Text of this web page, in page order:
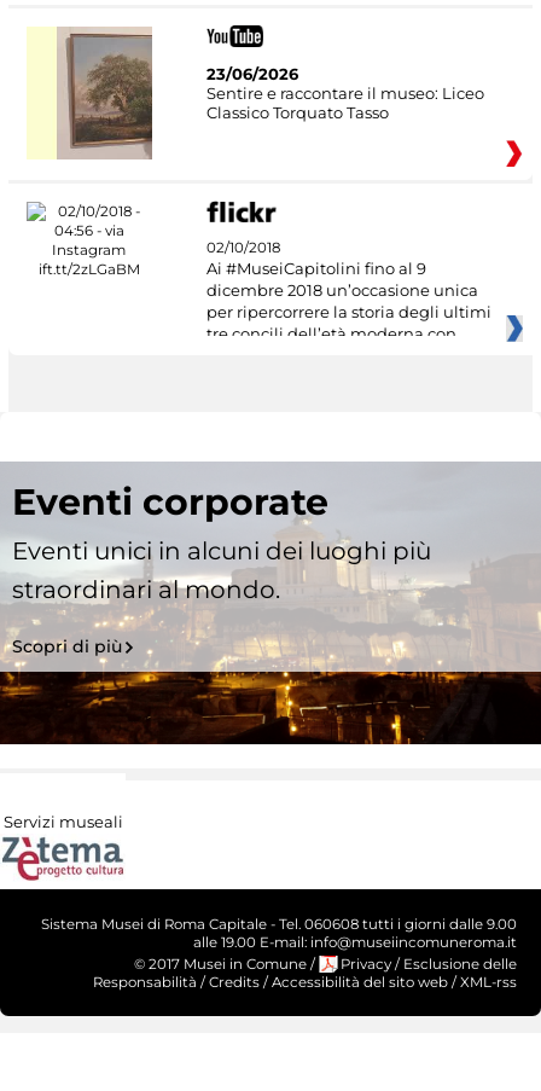
23/06/2026
Sentire e raccontare il museo: Liceo
Classico Torquato Tasso
02/10/2018
Ai #MuseiCapitolini fino al 9
dicembre 2018 un’occasione unica
per ripercorrere la storia degli ultimi
tre concili dell’età moderna con
Eventi corporate
Eventi unici in alcuni dei luoghi più
straordinari al mondo.
Scopri di più
Servizi museali
Sistema Musei di Roma Capitale - Tel. 060608 tutti i giorni dalle 9.00
alle 19.00 E-mail: info@museiincomuneroma.it
© 2017 Musei in Comune / Privacy / Esclusione delle
Responsabilità / Credits / Accessibilità del sito web / XML-rss